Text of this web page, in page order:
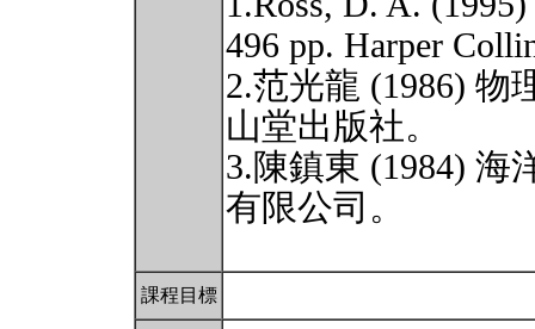
496 pp. Harper
2.范光龍 (1986) 物
山堂出版社。
3.陳鎮東 (1984) 海
有限公司。
課程目標